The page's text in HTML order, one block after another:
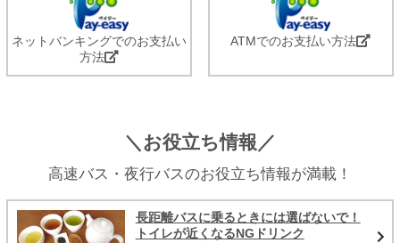
ネットバンキングでのお支払い
方法
ATMでのお支払い方法
＼お役立ち情報／
高速バス・夜行バスのお役立ち情報が満載！
長距離バスに乗るときには選ばないで！
トイレが近くなるNGドリンク